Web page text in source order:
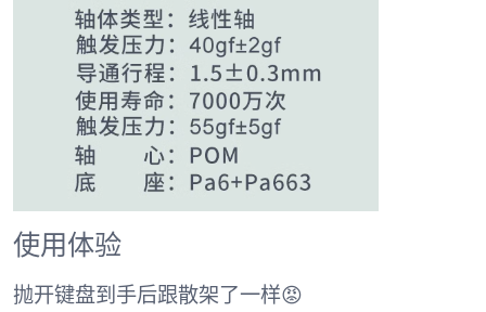
使用体验
抛开键盘到手后跟散架了一样😡